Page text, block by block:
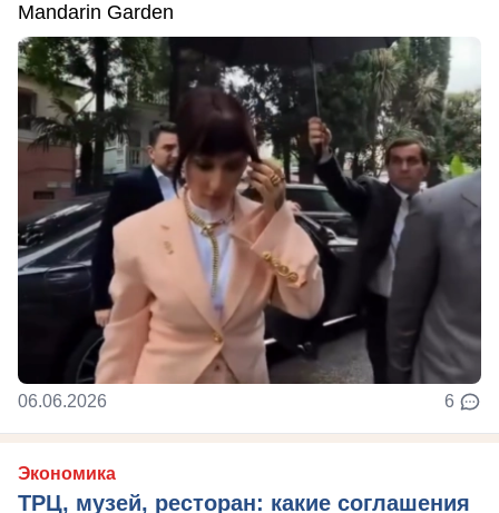
Mandarin Garden
06.06.2026 6
Экономика
ТРЦ, музей, ресторан: какие соглашения